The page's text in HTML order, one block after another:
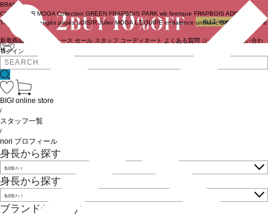
ログイン
BRAND
COUTURIER MOGA Collection GREEN FRAPBOIS PARK wb feerique FRAPBOIS ADIEU
TRISTESSE
congés payés LOISIR Julier MOGA L'EQUIPE endalence unbilanc BIGI online store
新着商品 ニュース セール スタッフ コーディネート よくある質問 ジャーナル
お問い合わ
せ
BIGI online store
/
スタッフ一覧
/
nori プロフィール
身長から探す
身長から探す
ブランドから探す